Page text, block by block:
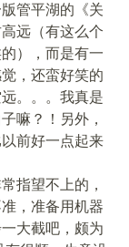
管平湖的《关
远（有这么个
），而是有一
，还蛮好笑的
。。。我真是
嘛？！另外，
前好一点起来
指望不上的，
，准备用机器
大截吧，颇为